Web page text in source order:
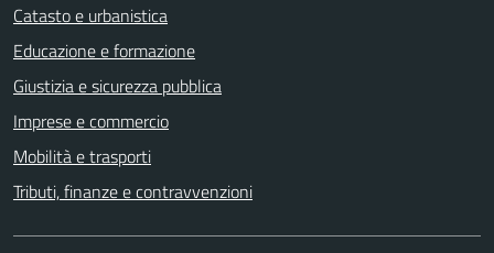
Catasto e urbanistica
Educazione e formazione
Giustizia e sicurezza pubblica
Imprese e commercio
Mobilità e trasporti
Tributi, finanze e contravvenzioni